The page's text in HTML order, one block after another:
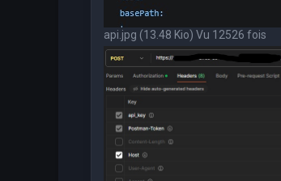
api.jpg (13.48 Kio) Vu 12526 fois